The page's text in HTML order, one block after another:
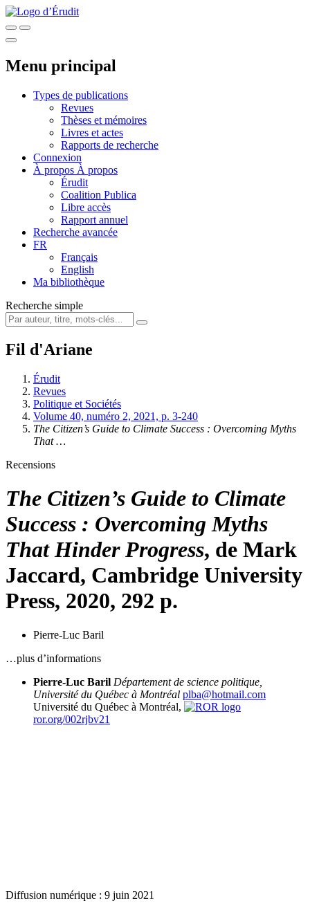
Menu principal
Types de publications
Revues
Thèses et mémoires
Livres et actes
Rapports de recherche
Connexion
À propos À propos
Érudit
Coalition Publica
Libre accès
Rapport annuel
Recherche avancée
FR
Français
English
Ma bibliothèque
Recherche simple
Fil d'Ariane
Érudit
Revues
Politique et Sociétés
Volume 40, numéro 2, 2021, p. 3-240
The Citizen’s Guide to Climate Success : Overcoming Myths
That …
Recensions
The Citizen’s Guide to Climate
Success : Overcoming Myths
That Hinder Progress, de Mark
Jaccard, Cambridge University
Press, 2020, 292 p.
Pierre-Luc Baril
…plus d’informations
Pierre-Luc Baril Département de science politique,
Université du Québec à Montréal plba@hotmail.com
Université du Québec à Montréal,
ror.org/002rjbv21
Diffusion numérique : 9 juin 2021